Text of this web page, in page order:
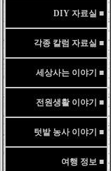
DIY 자료실 ■
각종 칼럼 자료실 ■
세상사는 이야기 ■
전원생활 이야기 ■
텃밭 농사 이야기 ■
여행 정보 ■